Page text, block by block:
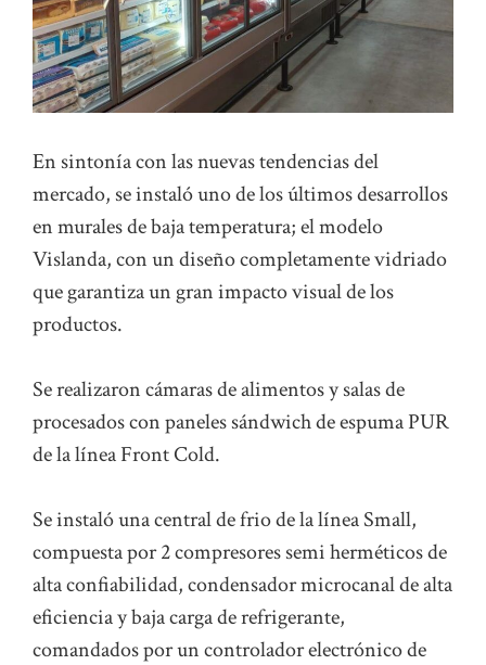
En sintonía con las nuevas tendencias del
mercado, se instaló uno de los últimos desarrollos
en murales de baja temperatura; el modelo
Vislanda, con un diseño completamente vidriado
que garantiza un gran impacto visual de los
productos.
Se realizaron cámaras de alimentos y salas de
procesados con paneles sándwich de espuma PUR
de la línea Front Cold.
Se instaló una central de frio de la línea Small,
compuesta por 2 compresores semi herméticos de
alta confiabilidad, condensador microcanal de alta
eficiencia y baja carga de refrigerante,
comandados por un controlador electrónico de